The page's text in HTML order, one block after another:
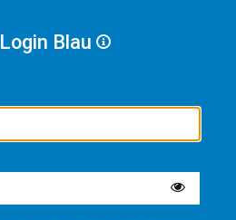
Login Blau